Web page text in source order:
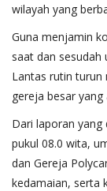
wilayah yang
Guna menjamin
saat dan sesudah
Lantas rutin turun
gereja besar
Dari laporan
pukul 08.0 wita,
dan Gereja
kedamaian, serta